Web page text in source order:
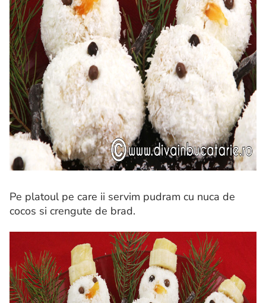
Pe platoul pe care ii servim pudram cu nuca de
cocos si crengute de brad.